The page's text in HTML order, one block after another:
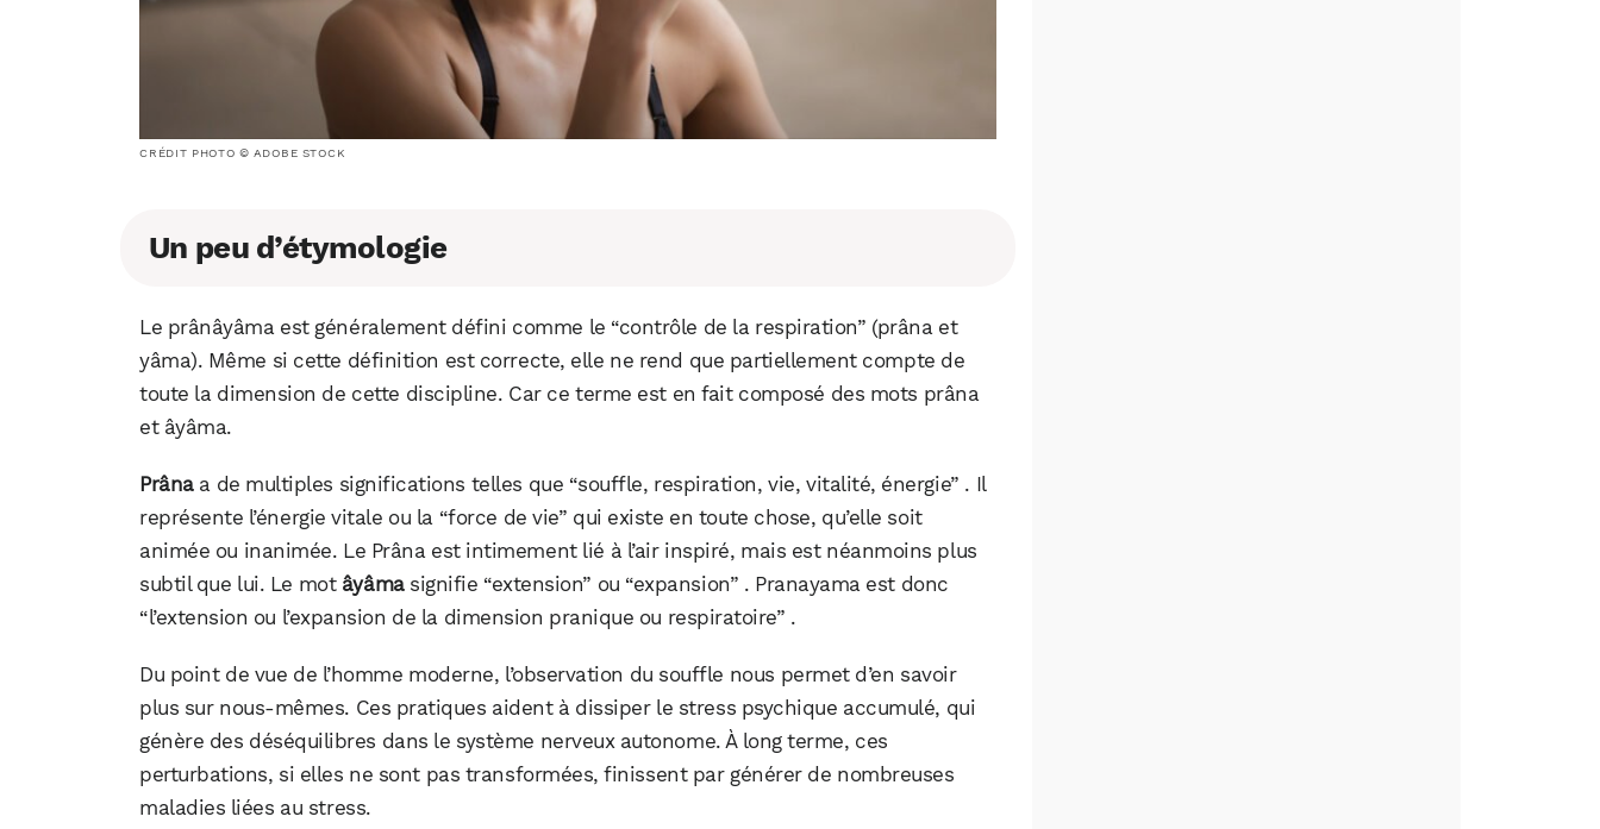
CRÉDIT PHOTO © ADOBE STOCK
Un peu d’étymologie
Le prânâyâma est généralement défini comme le “contrôle de la respiration” (prâna et
yâma). Même si cette définition est correcte, elle ne rend que partiellement compte de
toute la dimension de cette discipline. Car ce terme est en fait composé des mots prâna
et âyâma.
Prânaa de multiples significations telles que “souffle, respiration, vie, vitalité, énergie” . Il
représente l’énergie vitale ou la “force de vie” qui existe en toute chose, qu’elle soit
animée ou inanimée. Le Prâna est intimement lié à l’air inspiré, mais est néanmoins plus
subtil que lui. Le mot âyâmasignifie “extension” ou “expansion” . Pranayama est donc
“l’extension ou l’expansion de la dimension pranique ou respiratoire” .
Du point de vue de l’homme moderne, l’observation du souffle nous permet d’en savoir
plus sur nous-mêmes. Ces pratiques aident à dissiper le stress psychique accumulé, qui
génère des déséquilibres dans le système nerveux autonome. À long terme, ces
perturbations, si elles ne sont pas transformées, finissent par générer de nombreuses
maladies liées au stress.